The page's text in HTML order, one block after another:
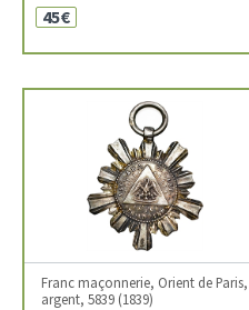
45€
Franc maçonnerie, Orient de
argent, 5839 (1839)